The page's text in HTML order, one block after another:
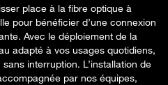
place à la fibre optique à
pour bénéficier d’une connexion
Avec le déploiement de la
adapté à vos usages quotidiens,
interruption. L’installation de
par nos équipes,